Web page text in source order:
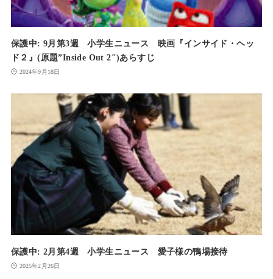
保護中: 9月第3週 小学生ニュース 映画『インサイド・ヘッ
ド２』(原題”Inside Out 2″)あらすじ
2024年9月18日
保護中: 2月第4週 小学生ニュース 愛子様の鴨場接待
2025年2月26日